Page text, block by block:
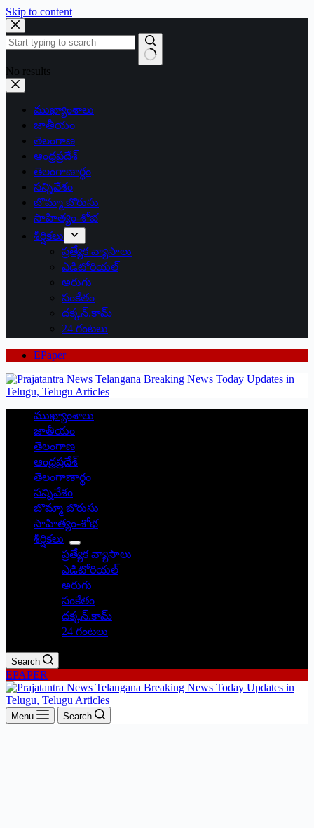
Skip to content
No results
ముఖ్యాంశాలు
జాతీయం
తెలంగాణ
ఆంధ్రప్రదేశ్
తెలంగాణార్థం
సన్నివేశం
బొమ్మా బొరుసు
సాహిత్యం-శోభ
శీర్షికలు
ప్రత్యేక వ్యాసాలు
ఎడిటోరియల్
అరుగు
సంకేతం
దక్కన్.కామ్
24 గంటలు
EPaper
ముఖ్యాంశాలు
జాతీయం
తెలంగాణ
ఆంధ్రప్రదేశ్
తెలంగాణార్థం
సన్నివేశం
బొమ్మా బొరుసు
సాహిత్యం-శోభ
శీర్షికలు
ప్రత్యేక వ్యాసాలు
ఎడిటోరియల్
అరుగు
సంకేతం
దక్కన్.కామ్
24 గంటలు
Search
EPAPER
Menu Search